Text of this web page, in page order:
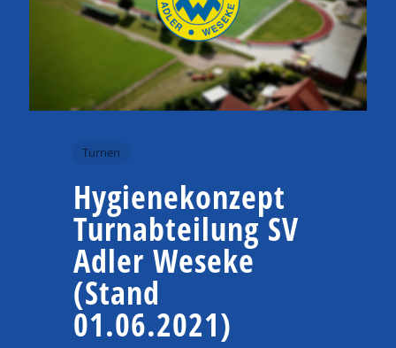
Turnen
Hygienekonzept
Turnabteilung SV
Adler Weseke
(Stand
01.06.2021)